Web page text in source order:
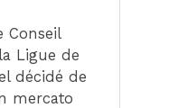
Conseil
Ligue de
décidé de
mercato